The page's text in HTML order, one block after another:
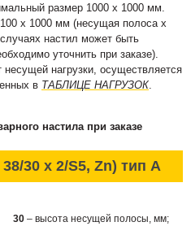
размер 1000 х 1000 мм.
х 1000 мм (несущая полоса х
настил может быть
уточнить при заказе).
нагрузки, осуществляется
в ТАБЛИЦЕ НАГРУЗОК
настила при заказе
30 x 2/S5, Zn) тип А
30 – высота несущей полосы, мм;